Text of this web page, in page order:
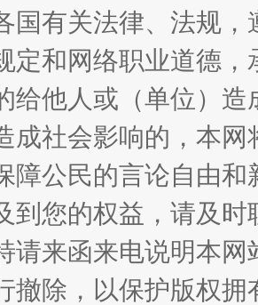
博鳌关键词
国有关法律、法规
定和网络职业道德
给他人或（单位）
成社会影响的，本
障公民的言论自由
到您的权益，请及
请来函来电说明本
撤除，以保护版权